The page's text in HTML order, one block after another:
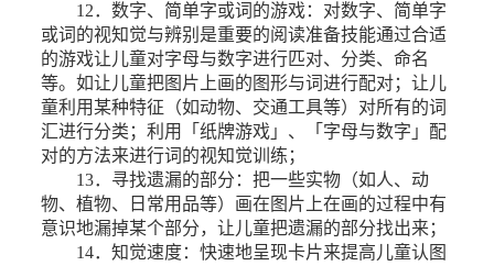
12．数字、简单字或词的游戏：对数字、简单字
或词的视知觉与辨别是重要的阅读准备技能通过合适
的游戏让儿童对字母与数字进行匹对、分类、命名
等。如让儿童把图片上画的图形与词进行配对；让儿
童利用某种特征（如动物、交通工具等）对所有的词
汇进行分类；利用「纸牌游戏」、「字母与数字」配
对的方法来进行词的视知觉训练；
13．寻找遗漏的部分：把一些实物（如人、动
物、植物、日常用品等）画在图片上在画的过程中有
意识地漏掉某个部分，让儿童把遗漏的部分找出来；
14．知觉速度：快速地呈现卡片来提高儿童认图